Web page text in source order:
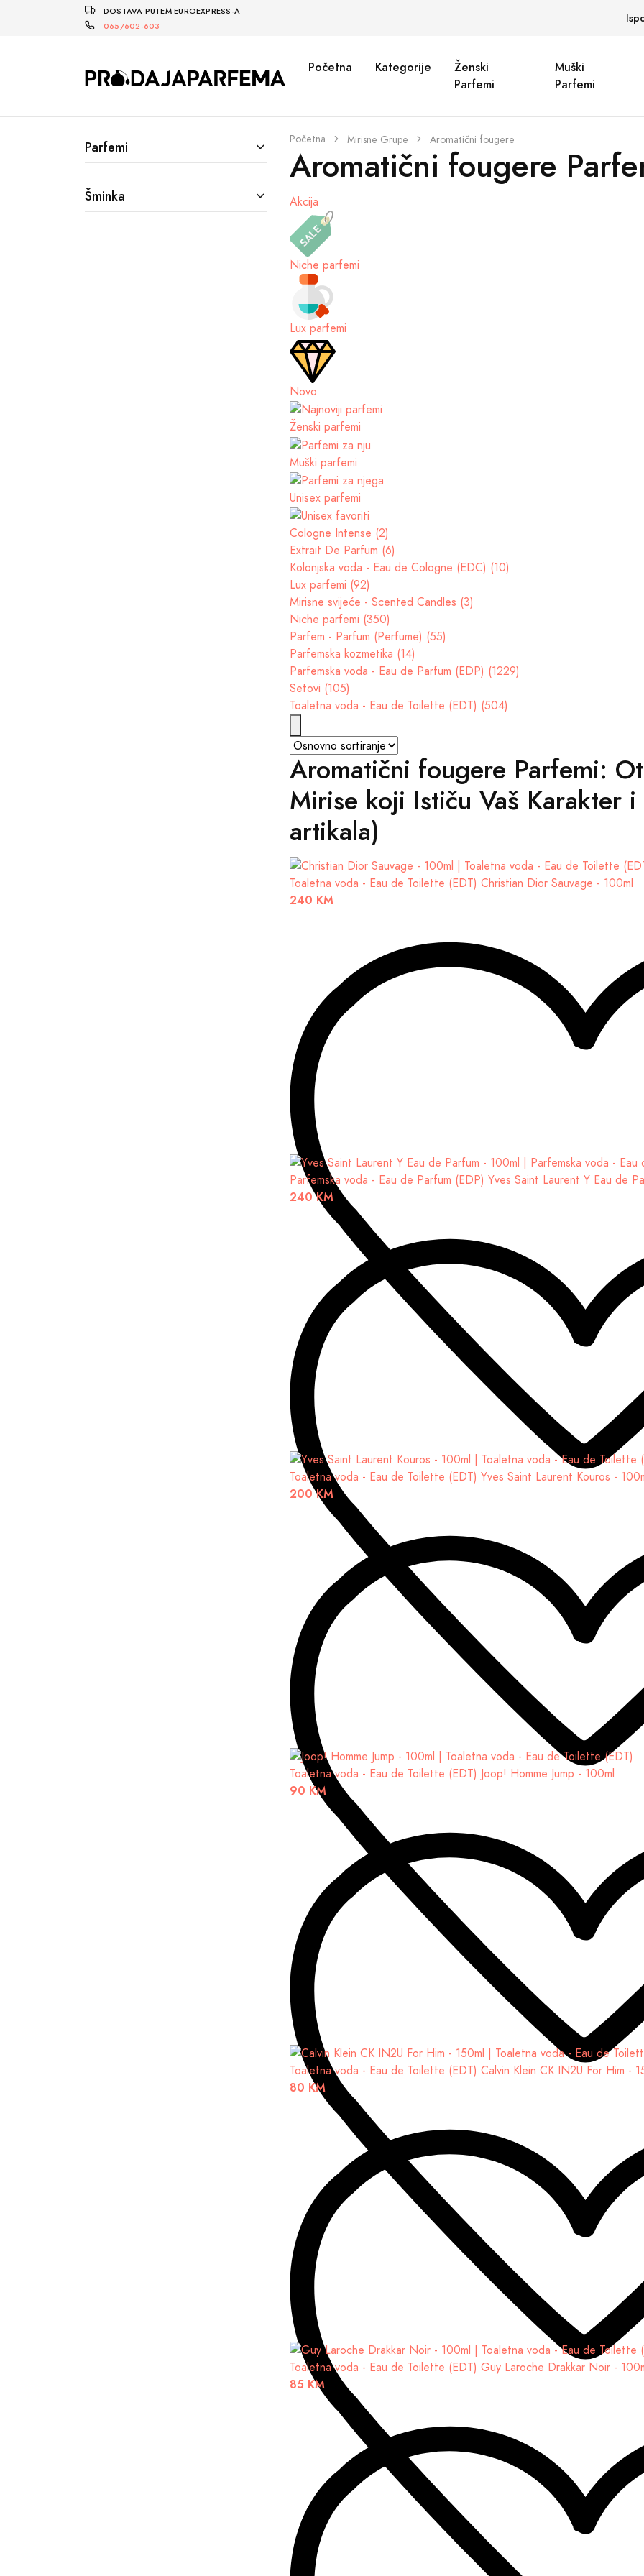
DOSTAVA PUTEM EUROEXPRESS-A
065/602-603
Početna Kategorije
Ženski
Parfemi
Muški
Parfemi
Parfemi
Šminka
Početna Mirisne Grupe Aromatični fougere
Aromatični fougere
Akcija
Niche parfemi
Lux parfemi
Novo
Ženski parfemi
Muški parfemi
Unisex parfemi
Cologne Intense (2)
Extrait De Parfum (6)
Kolonjska voda - Eau de Cologne (EDC) (10)
Lux parfemi (92)
Mirisne svijeće - Scented Candles (3)
Niche parfemi (350)
Parfem - Parfum (Perfume) (55)
Parfemska kozmetika (14)
Parfemska voda - Eau de Parfum (EDP) (1229)
Setovi (105)
Toaletna voda - Eau de Toilette (EDT) (504)
Aromatični fougere Parfemi:
Mirise koji Ističu Vaš Karakter
artikala)
Toaletna voda - Eau de Toilette (EDT) Christian Dior Sauvage - 100ml
240 KM
Parfemska voda - Eau de Parfum (EDP) Yves Saint Laurent Y Eau de
240 KM
Toaletna voda - Eau de Toilette (EDT) Yves Saint Laurent Kouros -
200 KM
Toaletna voda - Eau de Toilette (EDT) Joop! Homme Jump - 100ml
90 KM
Toaletna voda - Eau de Toilette (EDT) Calvin Klein CK IN2U For Him -
80 KM
Toaletna voda - Eau de Toilette (EDT) Guy Laroche Drakkar Noir -
85 KM